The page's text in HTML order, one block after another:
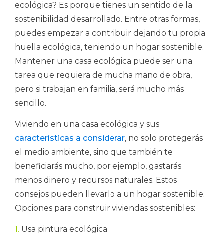
ecológica? Es porque tienes un sentido de la
sostenibilidad desarrollado. Entre otras formas,
puedes empezar a contribuir dejando tu propia
huella ecológica, teniendo un hogar sostenible.
Mantener una casa ecológica puede ser una
tarea que requiera de mucha mano de obra,
pero si trabajan en familia, será mucho más
sencillo.
Viviendo en una casa ecológica y sus
características a considerar, no solo protegerás
el medio ambiente, sino que también te
beneficiarás mucho, por ejemplo, gastarás
menos dinero y recursos naturales. Estos
consejos pueden llevarlo a un hogar sostenible.
Opciones para construir viviendas sostenibles:
1. Usa pintura ecológica